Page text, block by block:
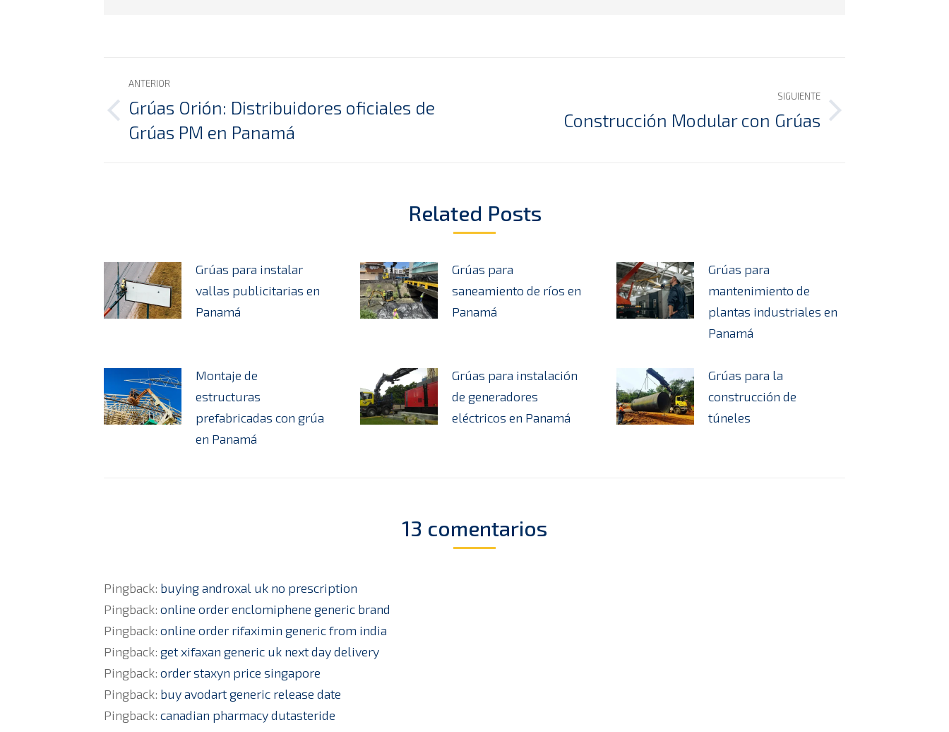
Navegación
entre
publicaciones
ANTERIOR
Publicación
anterior:
Grúas Orión: Distribuidores oficiales de
Grúas PM en Panamá
SIGUIENTE
Construcción Modular con Grúas
Related Posts
Grúas para instalar
vallas publicitarias en
Panamá
Grúas para
saneamiento de ríos en
Panamá
Grúas para
mantenimiento de
plantas industriales en
Panamá
Montaje de
estructuras
prefabricadas con grúa
en Panamá
Grúas para instalación
de generadores
eléctricos en Panamá
Grúas para la
construcción de
túneles
13 comentarios
Pingback: buying androxal uk no prescription
Pingback: online order enclomiphene generic brand
Pingback: online order rifaximin generic from india
Pingback: get xifaxan generic uk next day delivery
Pingback: order staxyn price singapore
Pingback: buy avodart generic release date
Pingback: canadian pharmacy dutasteride